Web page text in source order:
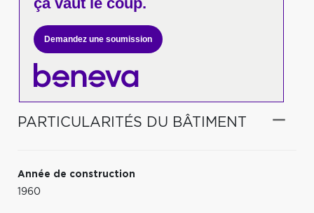
Demandez une soumission
PARTICULARITÉS DU BÂTIMENT
Année de construction
1960